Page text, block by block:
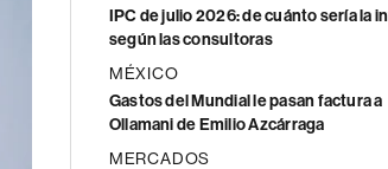
IPC de julio 2026: de cuánto sería la
según las consultoras
MÉXICO
Gastos del Mundial le pasan factura a
Ollamani de Emilio Azcárraga
MERCADOS